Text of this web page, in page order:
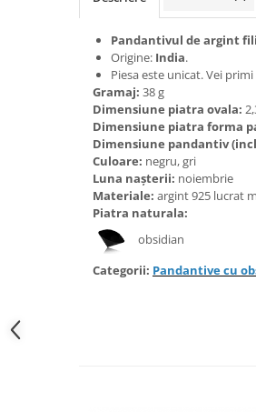
Bijuterii onix
Bijuterii peridot
Bijuterii perle
Bijuterii piatra lunii
Bijuterii piatra soarelui
Bijuterii rodocrozit
Bijuterii rubin
Bijuterii sidef si abalone
Bijuterii sodalit
Pandantivul de argint
Origine: India.
Piesa este unicat. Vei
Gramaj: 38 g
Dimensiune piatra ovala:
Dimensiune piatra forma
Dimensiune pandantiv
Culoare: negru, gri
Luna nașterii: noiembrie
Materiale: argint 925 lucrat
Piatra naturala:
obsidian
Categorii: Pandantive cu